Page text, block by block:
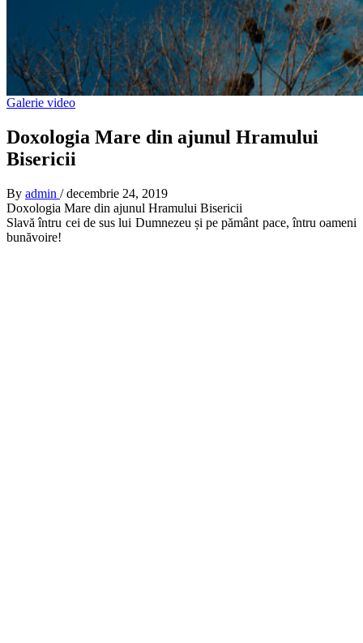
Galerie video
Doxologia Mare din ajunul Hramului
Bisericii
By admin / decembrie 24, 2019
Doxologia Mare din ajunul Hramului Bisericii
Slavă întru cei de sus lui Dumnezeu și pe pământ pace, întru oameni
bunăvoire!